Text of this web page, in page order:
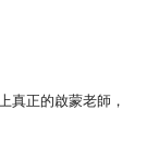
真正的啟蒙老師，